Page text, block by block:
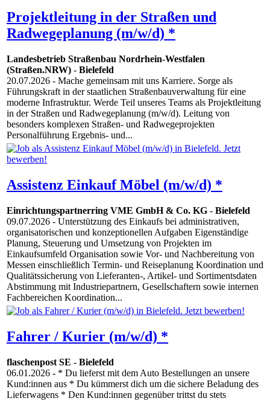
Projektleitung in der Straßen und
Radwegeplanung (m/w/d) *
Landesbetrieb Straßenbau Nordrhein-Westfalen
(Straßen.NRW) - Bielefeld
20.07.2026 - Mache gemeinsam mit uns Karriere. Sorge als
Führungskraft in der staatlichen Straßenbauverwaltung für eine
moderne Infrastruktur. Werde Teil unseres Teams als Projektleitung
in der Straßen und Radwegeplanung (m/w/d). Leitung von
besonders komplexen Straßen- und Radwegeprojekten
Personalführung Ergebnis- und...
Assistenz Einkauf Möbel (m/w/d) *
Einrichtungspartnerring VME GmbH & Co. KG - Bielefeld
09.07.2026 - Unterstützung des Einkaufs bei administrativen,
organisatorischen und konzeptionellen Aufgaben Eigenständige
Planung, Steuerung und Umsetzung von Projekten im
Einkaufsumfeld Organisation sowie Vor- und Nachbereitung von
Messen einschließlich Termin- und Reiseplanung Koordination und
Qualitätssicherung von Lieferanten-, Artikel- und Sortimentsdaten
Abstimmung mit Industriepartnern, Gesellschaftern sowie internen
Fachbereichen Koordination...
Fahrer / Kurier (m/w/d) *
flaschenpost SE - Bielefeld
06.01.2026 - * Du lieferst mit dem Auto Bestellungen an unsere
Kund:innen aus * Du kümmerst dich um die sichere Beladung des
Lieferwagens * Den Kund:innen gegenüber trittst du stets